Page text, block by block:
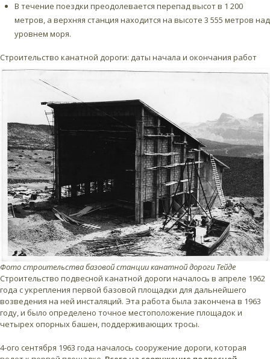
В течение поездки преодолевается перепад высот в 1 200
метров, а верхняя станция находится на высоте 3 555 метров над
уровнем моря.
Строительство канатной дороги: даты начала и окончания работ
Фото строительства базовой станции канатной дороги Тейде
Строительство подвесной канатной дороги началось в апреле 1962
года с укрепления первой базовой площадки для дальнейшего
возведения на ней инсталяций. Эта работа была закончена в 1963
году, и было определено точное местоположение площадок и
четырех опорных башен, поддерживающих тросы.
4-ого сентября 1963 года началось сооружение дороги, которая